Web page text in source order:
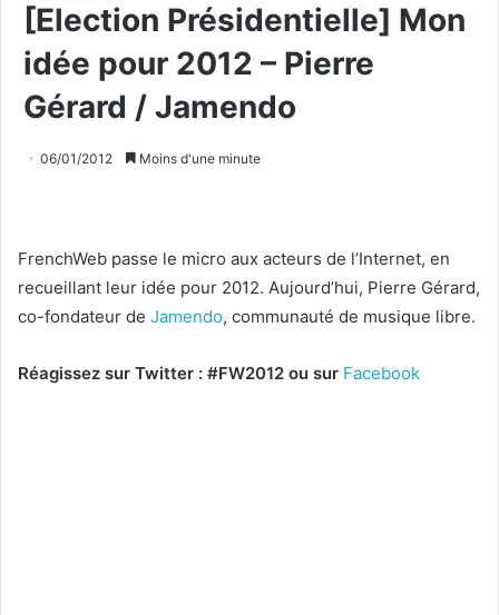
[Election Présidentielle] Mon
idée pour 2012 – Pierre
Gérard / Jamendo
06/01/2012 Moins d'une minute
FrenchWeb passe le micro aux acteurs de l’Internet, en
recueillant leur idée pour 2012. Aujourd’hui, Pierre Gérard,
co-fondateur de Jamendo, communauté de musique libre.
Réagissez sur Twitter : #FW2012 ou sur Facebook